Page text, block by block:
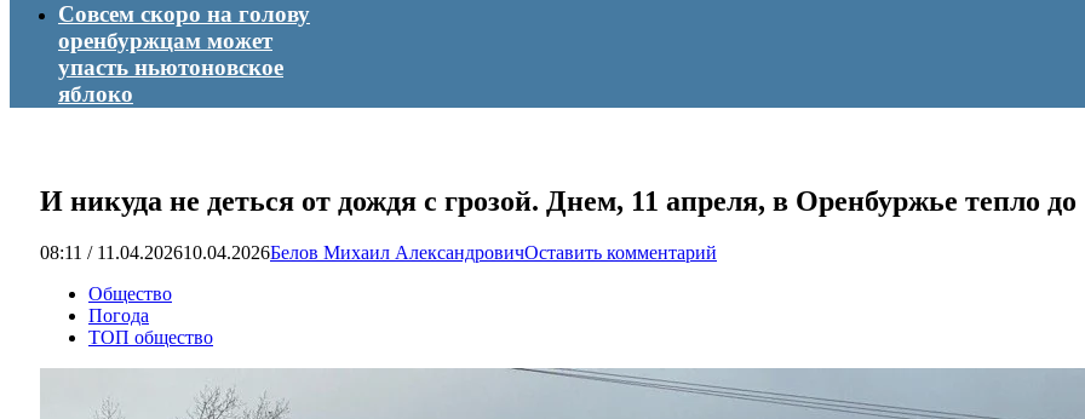
Совсем скоро на голову
оренбуржцам может
упасть ньютоновское
яблоко
И никуда не деться от дождя с грозой. Днем, 11 апреля, в Оренбуржье тепло до
08:11 / 11.04.202610.04.2026Белов Михаил АлександровичОставить комментарий
Общество
Погода
ТОП общество